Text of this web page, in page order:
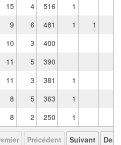
15 4 516 1
9 6 481 1
1
10 3 400
11 5 390
11 3 381
1
8 5 363
1
8 2 250 1
Précédent Suivant